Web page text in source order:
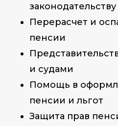
законодательству
Перерасчет и
пенсии
и судами
Помощь в
пенсии и льгот
Защита прав